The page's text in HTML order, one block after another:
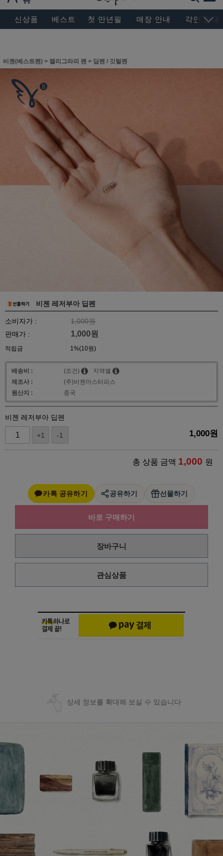
BESEN MASTERPIECE, SINCE 2004
신상품 베스트 첫 만년필 매장 안내 각인 안내
비젠(베스트펜) > 캘리그라피 펜 > 딥펜 / 깃털펜
비젠 레저부아 딥펜
소비자가 :
1,000원
판매가 :
1,000원
적립금 1%(10원)
배송비 : (조건)
지역별
제조사 :
(주)비젠마스터피스
원산지 :
중국
비젠 레저부아 딥펜
+1 -1 1,000원
총 상품 금액 1,000 원
카톡 공유하기 공유하기 선물하기
바로 구매하기
장바구니
관심상품
상세 정보를 확대해 보실 수 있습니다